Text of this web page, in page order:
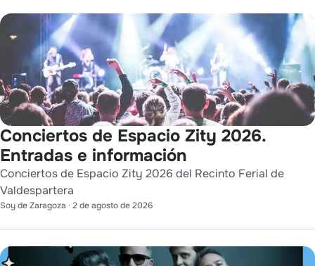
Conciertos de Espacio Zity 2026.
Entradas e información
Conciertos de Espacio Zity 2026 del Recinto Ferial de
Valdespartera
Soy de Zaragoza · 2 de agosto de 2026